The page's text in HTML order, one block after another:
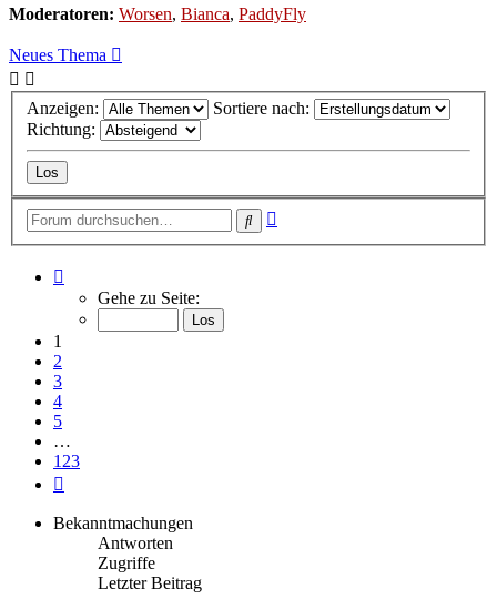
Moderatoren: Worsen, Bianca, PaddyFly
Neues Thema
Anzeigen:
Sortiere nach:
Richtung:
Suche
von
Gehe zu Seite:
1
2
3
4
5
…
123
Bekanntmachungen
Antworten
Zugriffe
Letzter Beitrag